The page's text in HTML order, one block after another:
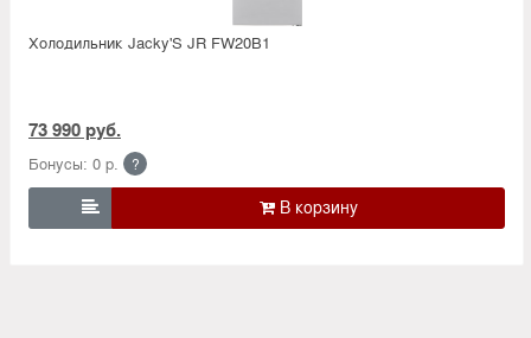
Холодильник Jacky'S JR FW20B1
73 990 руб.
Бонусы: 0 р. ?
